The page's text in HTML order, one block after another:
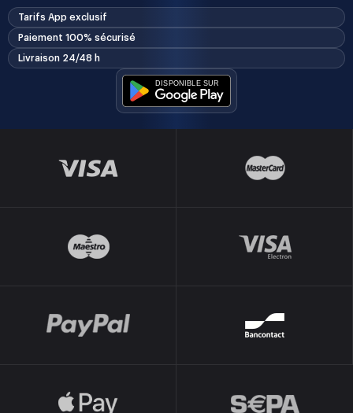
Tarifs App exclusif
Paiement 100% sécurisé
Livraison 24/48 h